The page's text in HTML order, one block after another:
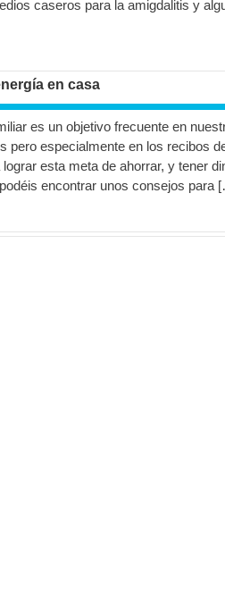
caseros para la amigdalitis y
en casa
es un objetivo frecuente en
pero especialmente en los recibos
esta meta de ahorrar, y tener
encontrar unos consejos para